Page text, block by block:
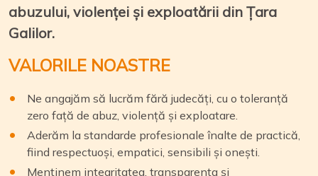
abuzului, violenței și exploatării din Țara
Galilor.
VALORILE NOASTRE
Ne angajăm să lucrăm fără judecăți, cu o toleranță
zero față de abuz, violență și exploatare.
Aderăm la standarde profesionale înalte de practică,
fiind respectuoși, empatici, sensibili și onești.
Menținem integritatea, transparența și